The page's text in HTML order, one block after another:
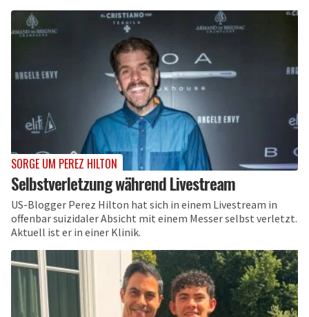
SORGE UM PEREZ HILTON
Selbstverletzung während Livestream
US-Blogger Perez Hilton hat sich in einem Livestream in
offenbar suizidaler Absicht mit einem Messer selbst verletzt.
Aktuell ist er in einer Klinik.